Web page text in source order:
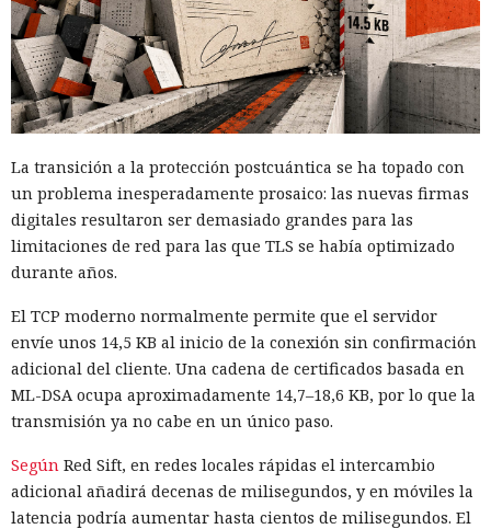
La transición a la protección postcuántica se ha topado con
un problema inesperadamente prosaico: las nuevas firmas
digitales resultaron ser demasiado grandes para las
limitaciones de red para las que TLS se había optimizado
durante años.
El TCP moderno normalmente permite que el servidor
envíe unos 14,5 KB al inicio de la conexión sin confirmación
adicional del cliente. Una cadena de certificados basada en
ML-DSA ocupa aproximadamente 14,7–18,6 KB, por lo que la
transmisión ya no cabe en un único paso.
Según Red Sift, en redes locales rápidas el intercambio
adicional añadirá decenas de milisegundos, y en móviles la
latencia podría aumentar hasta cientos de milisegundos. El